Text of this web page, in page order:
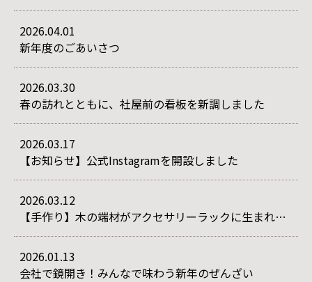
2026.04.01
新年度のごあいさつ
2026.03.30
春の訪れとともに、社屋前の看板を新調しました
2026.03.17
【お知らせ】公式Instagramを開設しました
2026.03.12
【手作り】木の端材がアクセサリーラックに生まれ変わりました
2026.01.13
会社で鏡開き！みんなで味わう新年のぜんざい